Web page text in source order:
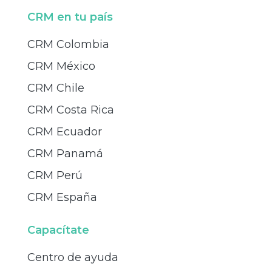
CRM en tu país
CRM Colombia
CRM México
CRM Chile
CRM Costa Rica
CRM Ecuador
CRM Panamá
CRM Perú
CRM España
Capacítate
Centro de ayuda